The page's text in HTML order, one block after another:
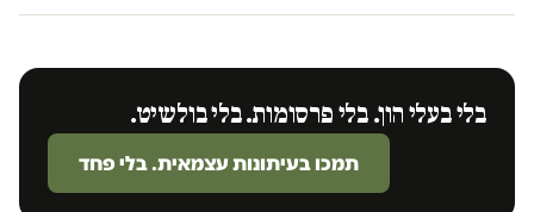
בלי בעלי הון. בלי פרסומות. בלי בולשיט.
תמכו בעיתונות עצמאית. בלי פחד